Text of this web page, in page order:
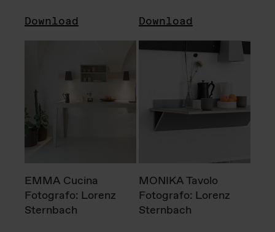
Download Download
EMMA Cucina
Fotografo: Lorenz
Sternbach
MONIKA Tavolo
Fotografo: Lorenz
Sternbach